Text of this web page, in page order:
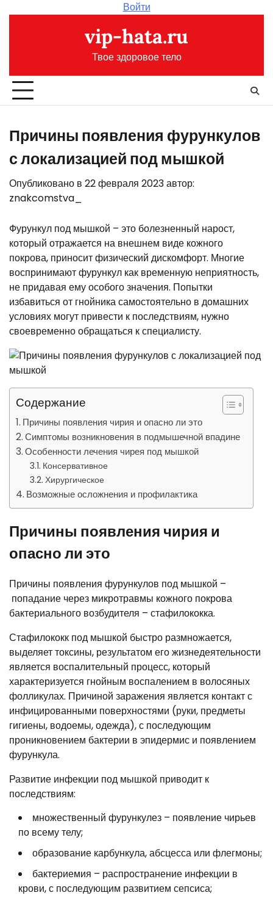
Войти
vip-hata.ru
Твое здоровое тело
Причины появления фурункулов
с локализацией под мышкой
Опубликовано в 22 февраля 2023автор:
znakcomstva_
Фурункул под мышкой – это болезненный нарост,
который отражается на внешнем виде кожного
покрова, приносит физический дискомфорт. Многие
воспринимают фурункул как временную неприятность,
не придавая ему особого значения. Попытки
избавиться от гнойника самостоятельно в домашних
условиях могут привести к последствиям, нужно
своевременно обращаться к специалисту.
Содержание
Причины появления чирия и опасно ли это
Симптомы возникновения в подмышечной впадине
Особенности лечения чирея под мышкой
Консервативное
Хирургическое
Возможные осложнения и профилактика
Причины появления чирия и
опасно ли это
Причины появления фурункулов под мышкой –
попадание через микротравмы кожного покрова
бактериального возбудителя – стафилококка.
Стафилококк под мышкой быстро размножается,
выделяет токсины, результатом его жизнедеятельности
является воспалительный процесс, который
характеризуется гнойным воспалением в волосяных
фолликулах. Причиной заражения является контакт с
инфицированными поверхностями (руки, предметы
гигиены, водоемы, одежда), с последующим
проникновением бактерии в эпидермис и появлением
фурункула.
Развитие инфекции под мышкой приводит к
последствиям:
множественный фурункулез – появление чирьев
по всему телу;
образование карбункула, абсцесса или флегмоны;
бактериемия – распространение инфекции в
крови, с последующим развитием сепсиса;